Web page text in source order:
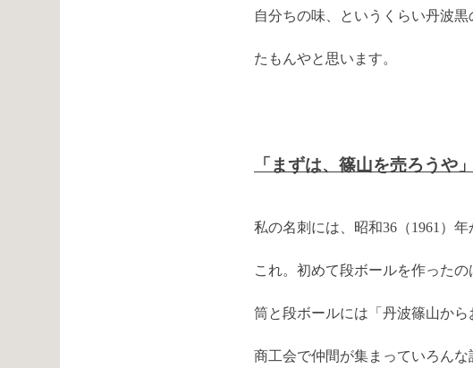
自分ちの味、というくらい丹波
たもんやと思います。
「まずは、篠山を売ろうや
私の名刺には、昭和36（1961）
これ。初めて段ボールを作った
筒と段ボールには「丹波篠山から
商工会で仲間が集まっていろん